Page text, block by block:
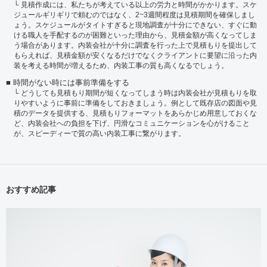
見積作成には、私たちが考えている以上の労力と時間がかかります。スケ
ジュールギリギリで頼むのではなく、2~3週間程度は見積期間を確保しまし
ょう。スケジュールがタイトすぎると現地調査が十分にできない、すぐに動
ける職人を手配するのが困難といった理由から、見積金額が高くなってしま
う場合があります。内装会社が十分に調査を行った上で見積もりを提出して
もらえれば、見積金額が安くなるだけでなくクライアントに要望に沿った内
装を考える時間が増えるため、内装工事の質も高くなるでしょう。
時間がない時には事前準備をする
どうしても見積もり期間が短くなってしまう時は内装会社が見積もりを取
りやすいように事前に準備をしておきましょう。例として既存店の図面や見
積のデータを提供する、見積もりフォーマットをあらかじめ用意しておくな
ど、内装会社への負担を下げ、円滑なコミュニケーションを心がけること
が、スピーディーで質の高い内装工事に繋がります。
おすすめ記事